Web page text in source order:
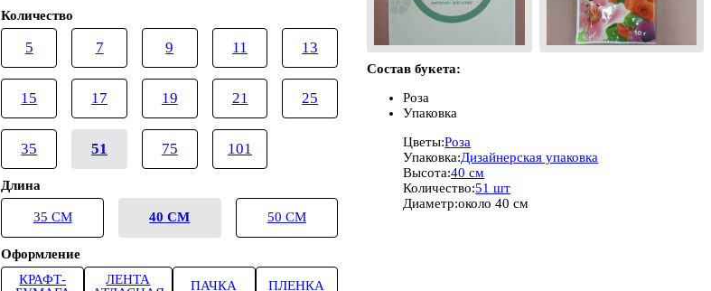
Количество
5 7 9 11 13
15 17 19 21 25
35 51 75 101
Длина
35 СМ 40 СМ 50 СМ
Оформление
КРАФТ-
ЛЕНТА
ПАЧКА ПЛЕНКА
Состав букета:
Роза
Упаковка
Цветы:Роза
Упаковка:Дизайнерская упаковка
Высота:40 см
Количество:51 шт
Диаметр:около 40 см